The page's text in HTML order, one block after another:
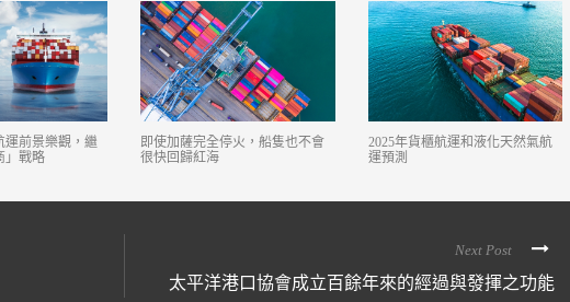
Next Post
太平洋港口協會成立百餘年來的經過與發揮之功能
運前景樂觀，繼
」戰略
即使加薩完全停火，船隻也不會
很快回歸紅海
2025年貨櫃航運和液化天然氣航
運預測